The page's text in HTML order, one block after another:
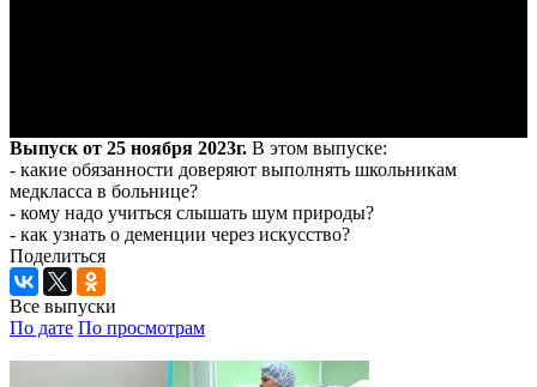
Выпуск от 25 ноября 2023г. В этом выпуске:
- какие обязанности доверяют выполнять школьникам
медкласса в больнице?
- кому надо учиться слышать шум природы?
- как узнать о деменции через искусство?
Поделиться
Все выпуски
По дате По просмотрам